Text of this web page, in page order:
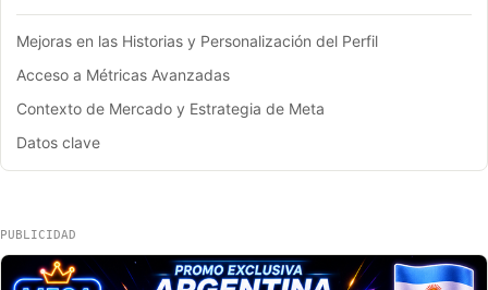
Mejoras en las Historias y Personalización del Perfil
Acceso a Métricas Avanzadas
Contexto de Mercado y Estrategia de Meta
Datos clave
PUBLICIDAD